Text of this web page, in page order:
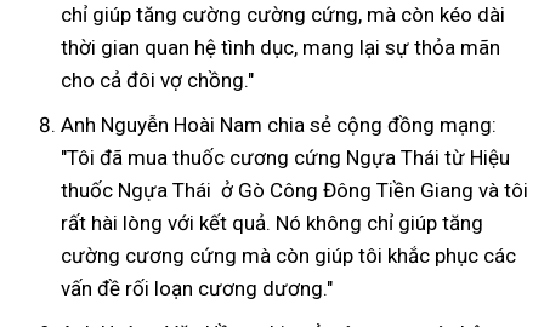
chỉ giúp tăng cường cường cứng, mà còn kéo dài
thời gian quan hệ tình dục, mang lại sự thỏa mãn
cho cả đôi vợ chồng."
Anh Nguyễn Hoài Nam chia sẻ cộng đồng mạng:
"Tôi đã mua thuốc cương cứng Ngựa Thái từ Hiệu
thuốc Ngựa Thái ở Gò Công Đông Tiền Giang và tôi
rất hài lòng với kết quả. Nó không chỉ giúp tăng
cường cương cứng mà còn giúp tôi khắc phục các
vấn đề rối loạn cương dương."